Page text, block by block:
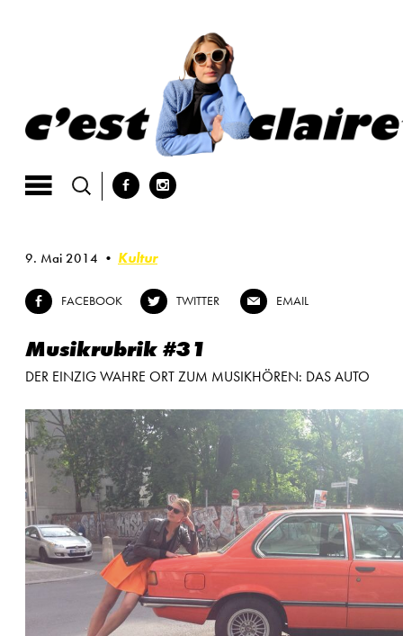
b x
9. Mai 2014 Kultur
b FACEBOOK a TWITTER @ EMAIL
Musikrubrik #31
DER EINZIG WAHRE ORT ZUM MUSIKHÖREN: DAS AUTO